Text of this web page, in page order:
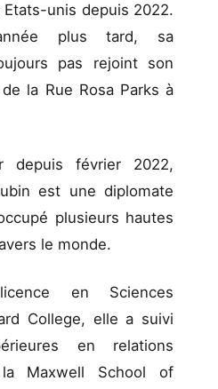
Etats-unis depuis 2022.
plus tard, sa
pas rejoint son
la Rue Rosa Parks à
depuis février 2022,
est une diplomate
plusieurs hautes
le monde.
en Sciences
College, elle a suivi
en relations
Maxwell School of